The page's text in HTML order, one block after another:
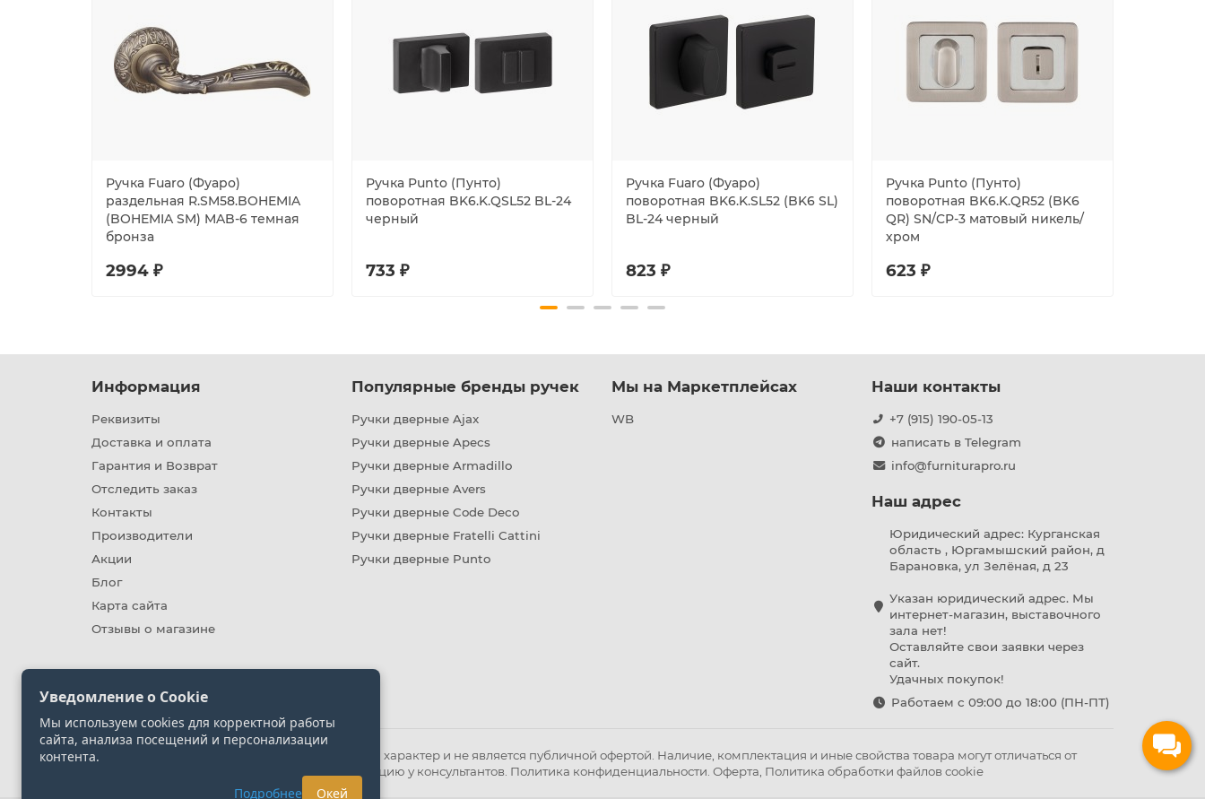
Ручка Fuaro (Фуаро)
раздельная R.SM58.BOHEMIA
(BOHEMIA SM) MAB-6 темная
бронза
2994 ₽
Ручка Punto (Пунто)
поворотная BK6.K.QSL52 BL-24
черный
733 ₽
Ручка Fuaro (Фуаро)
поворотная BK6.K.SL52 (BK6 SL)
BL-24 черный
823 ₽
Ручка Punto (Пунто)
поворотная BK6.K.QR52 (BK6
QR) SN/CP-3 матовый никель/
хром
623 ₽
Информация
Реквизиты
Доставка и оплата
Гарантия и Возврат
Отследить заказ
Контакты
Производители
Акции
Блог
Карта сайта
Отзывы о магазине
Популярные бренды ручек
Ручки дверные Ajax
Ручки дверные Apecs
Ручки дверные Armadillo
Ручки дверные Avers
Ручки дверные Code Deco
Ручки дверные Fratelli Cattini
Ручки дверные Punto
Мы на Маркетплейсах
WB
Наши контакты
+7 (915) 190-05-13
написать в Telegram
info@furniturapro.ru
Наш адрес
Юридический адрес: Курганская
область , Юргамышский район, д
Барановка, ул Зелёная, д 23
Указан юридический адрес. Мы
интернет-магазин, выставочного
зала нет!
Оставляйте свои заявки через
сайт.
Удачных покупок!
Работаем с 09:00 до 18:00 (ПН-ПТ)
Информация на сайте носит ознакомительный характер и не является публичной офертой. Наличие, комплектация и иные свойства товара могут отличаться от
представленных на сайте. Уточняйте информацию у консультантов. Политика конфиденциальности Оферта Политика обработки файлов cookie
Уведомление о Cookie
Мы используем cookies для корректной работы
сайта, анализа посещений и персонализации
контента.
Подробнее Окей